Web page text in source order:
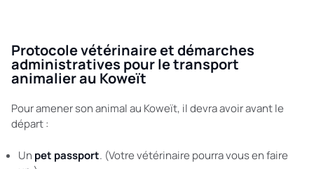
Protocole vétérinaire et démarches
administratives pour le transport
animalier au Koweït
Pour amener son animal au Koweït, il devra avoir avant le
départ :
Un pet passport. (Votre vétérinaire pourra vous en faire